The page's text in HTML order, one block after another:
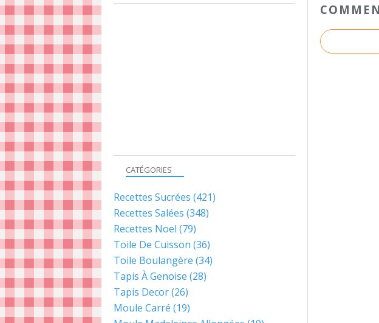
CATÉGORIES
Recettes Sucrées (421)
Recettes Salées (348)
Recettes Noel (79)
Toile De Cuisson (36)
Toile Boulangère (34)
Tapis À Genoise (28)
Tapis Decor(26)
Moule Carré (19)